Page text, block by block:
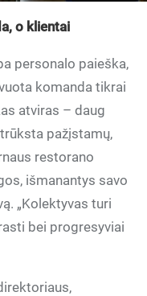
o klientai
personalo paieška,
komanda tikrai
atviras – daug
pažįstamų,
restorano
išmanantys savo
„Kolektyvas turi
bei progresyviai